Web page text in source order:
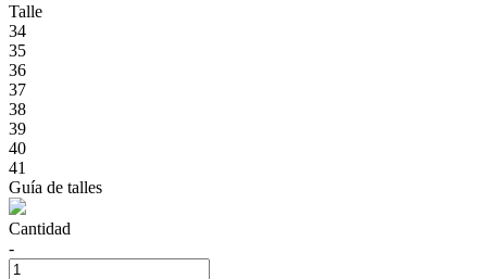
Talle
34
35
36
37
38
39
40
41
Guía de talles
Cantidad
-